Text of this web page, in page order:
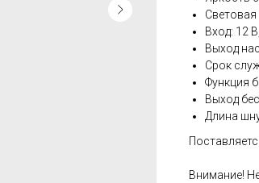
Световая
Вход: 12
Выход
Срок
Функция
Выход
Длина
Внимание!